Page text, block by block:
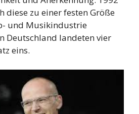
diese zu einer festen Größe
und Musikindustrie
Deutschland landeten vier
eins.